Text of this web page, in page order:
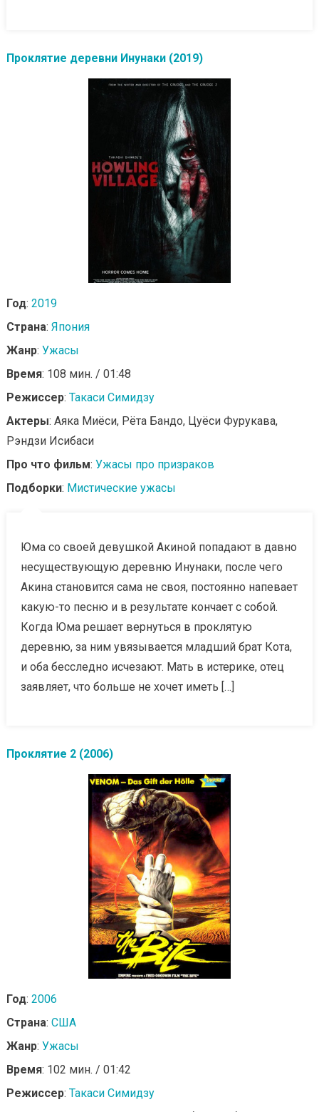
Проклятие деревни Инунаки (2019)
Год: 2019
Страна: Япония
Жанр: Ужасы
Время: 108 мин. / 01:48
Режиссер: Такаси Симидзу
Актеры: Аяка Миёси, Рёта Бандо, Цуёси Фурукава,
Рэндзи Исибаси
Про что фильм: Ужасы про призраков
Подборки: Мистические ужасы
Юма со своей девушкой Акиной попадают в давно
несуществующую деревню Инунаки, после чего
Акина становится сама не своя, постоянно напевает
какую-то песню и в результате кончает с собой.
Когда Юма решает вернуться в проклятую
деревню, за ним увязывается младший брат Кота,
и оба бесследно исчезают. Мать в истерике, отец
заявляет, что больше не хочет иметь […]
Проклятие 2 (2006)
Год: 2006
Страна: США
Жанр: Ужасы
Время: 102 мин. / 01:42
Режиссер: Такаси Симидзу